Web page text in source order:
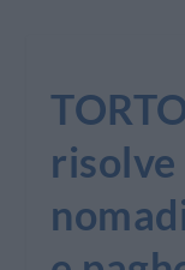
risolve